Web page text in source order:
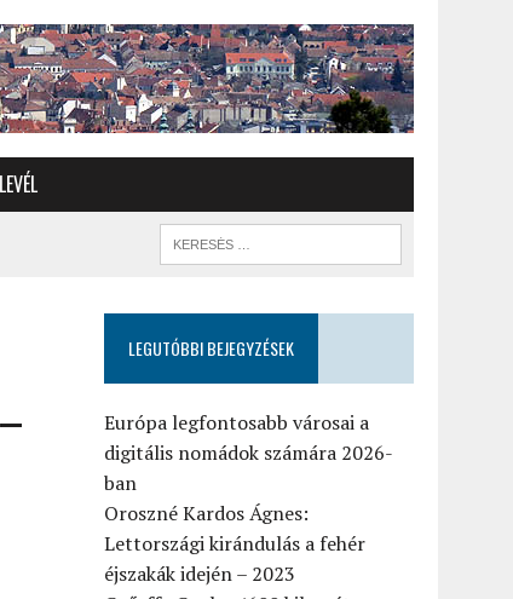
LEGUTÓBBI BEJEGYZÉSEK
Európa legfontosabb városai a
digitális nomádok számára 2026-
ban
Oroszné Kardos Ágnes:
Lettországi kirándulás a fehér
éjszakák idején – 2023